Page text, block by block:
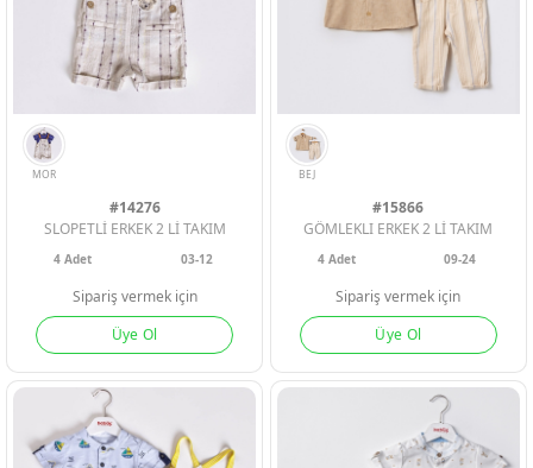
HARDAL KIREMIT KIRMIZI SARI ORANJ
#14276
SLOPETLİ ERKEK 2 Lİ TAKIM
4Adet 03-12
Sipariş vermek için
Üye Ol
#15866
GÖMLEKLI ERKEK 2 Lİ TAKIM
4 Adet 09-24
Sipariş vermek için
Üye Ol